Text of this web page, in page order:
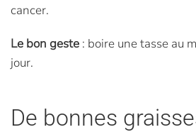
cancer.
Le bon geste : boire une tasse au
jour.
De bonnes